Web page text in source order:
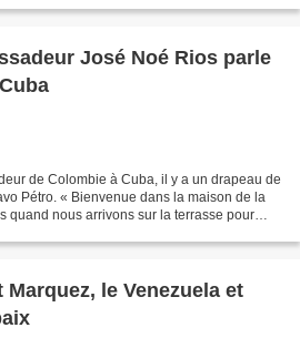
José Noé Rios parle
de Colombie à Cuba, il y a un drapeau de
Pétro. « Bienvenue dans la maison de la
quand nous arrivons sur la terrasse pour
le Venezuela et